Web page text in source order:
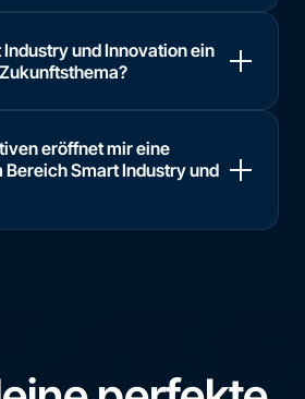
und Innovation ein
eröffnet mir eine
Smart Industry und